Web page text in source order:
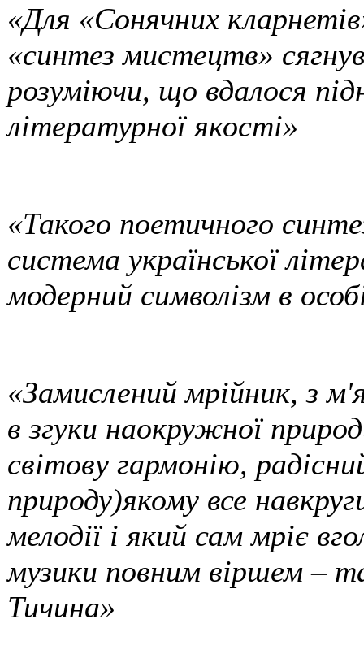
«Для «Сонячних
«синтез мистецтв»
розуміючи, що вдалося
літературної якості»
«Такого поетичного
система української
модерний символізм в
«Замислений мрійник, з
в згуки наокружної
світову гармонію,
природу)якому все
мелодії і який сам мріє
музики повним віршем –
Тичина»